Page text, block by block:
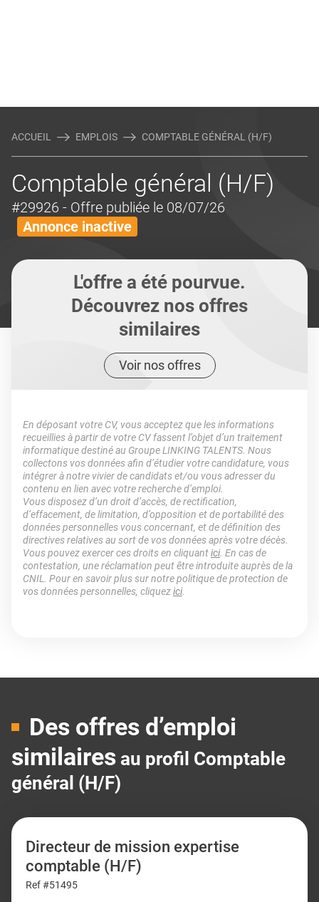
ACCUEIL EMPLOIS COMPTABLE GÉNÉRAL (H/F)
Comptable général (H/F)
#29926 - Offre publiée le 08/07/26
Annonce inactive
L'offre a été pourvue.
Découvrez nos offres
similaires
Voir nos offres
En déposant votre CV, vous acceptez que les informations
recueillies à partir de votre CV fassent l’objet d’un traitement
informatique destiné au Groupe LINKING TALENTS. Nous
collectons vos données afin d’étudier votre candidature, vous
intégrer à notre vivier de candidats et/ou vous adresser du
contenu en lien avec votre recherche d’emploi.
Vous disposez d’un droit d’accès, de rectification,
d’effacement, de limitation, d’opposition et de portabilité des
données personnelles vous concernant, et de définition des
directives relatives au sort de vos données après votre décès.
Vous pouvez exercer ces droits en cliquantici. En cas de
contestation, une réclamation peut être introduite auprès de la
CNIL. Pour en savoir plus sur notre politique de protection de
vos données personnelles, cliquezici.
Des offres d’emploi
similaires au profil Comptable
général (H/F)
Directeur de mission expertise
comptable (H/F)
Ref #51495